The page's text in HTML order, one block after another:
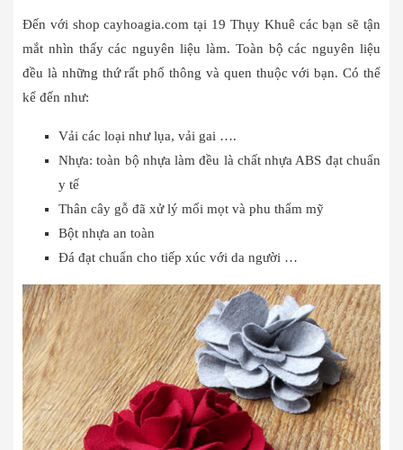
Đến với shop cayhoagia.com tại 19 Thụy Khuê các bạn sẽ tận
mắt nhìn thấy các nguyên liệu làm. Toàn bộ các nguyên liệu
đều là những thứ rất phổ thông và quen thuộc với bạn. Có thể
kể đến như:
Vải các loại như lụa, vải gai ….
Nhựa: toàn bộ nhựa làm đều là chất nhựa ABS đạt chuẩn
y tế
Thân cây gỗ đã xử lý mối mọt và phu thẩm mỹ
Bột nhựa an toàn
Đá đạt chuẩn cho tiếp xúc với da người …